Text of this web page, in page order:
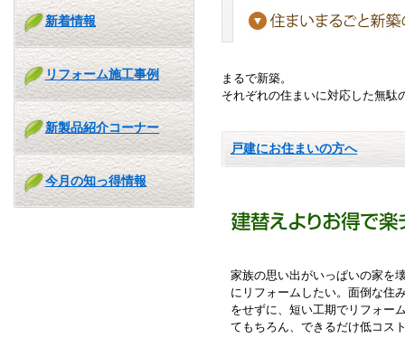
新着情報
リフォーム施工事例
新製品紹介コーナー
今月の知っ得情報
まるで新築。
それぞれの住まいに対応した無駄
戸建にお住まいの方へ
家族の思い出がいっぱいの家を
にリフォームしたい。面倒な住
をせずに、短い工期でリフォー
てもちろん、できるだけ低コス